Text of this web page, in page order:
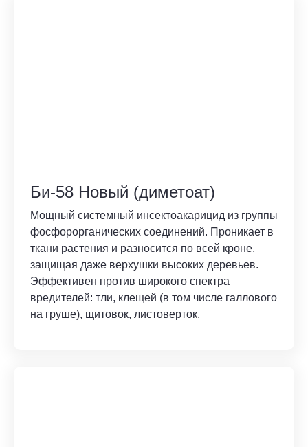
Би-58 Новый (диметоат)
Мощный системный инсектоакарицид из группы
фосфорорганических соединений. Проникает в
ткани растения и разносится по всей кроне,
защищая даже верхушки высоких деревьев.
Эффективен против широкого спектра
вредителей: тли, клещей (в том числе галлового
на груше), щитовок, листоверток.